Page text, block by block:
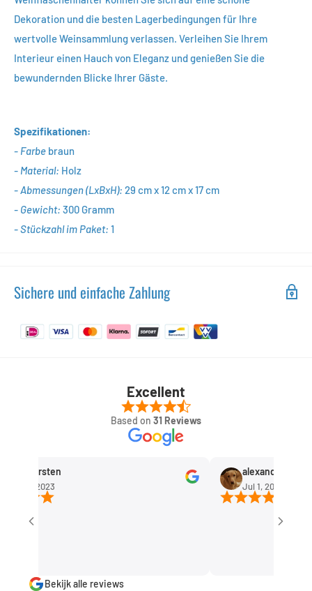
Dekoration und die besten Lagerbedingungen für Ihre
wertvolle Weinsammlung verlassen. Verleihen Sie Ihrem
Interieur einen Hauch von Eleganz und genießen Sie die
bewundernden Blicke Ihrer Gäste.
Spezifikationen:
- Farbe braun
- Material: Holz
- Abmessungen (LxBxH): 29 cm x12 cm x 17 cm
- Gewicht: 300 Gramm
- Stückzahl im Paket: 1
Sichere und einfache Zahlung
Excellent
Based on 31 Reviews
Kersten
11, 2023
alexandra huisman
Jul 1, 2023
Bekijk alle reviews